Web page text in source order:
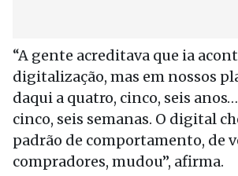
“A gente acreditava que ia
digitalização, mas em nossos
daqui a quatro, cinco, seis
cinco, seis semanas. O digital
padrão de comportamento, de
compradores, mudou”, afirma.